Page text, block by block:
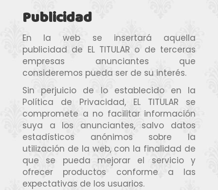
Publicidad
En la web se insertará aquella
publicidad de EL TITULAR o de terceras
empresas anunciantes que
consideremos pueda ser de su interés.
Sin perjuicio de lo establecido en la
Política de Privacidad, EL TITULAR se
compromete a no facilitar información
suya a los anunciantes, salvo datos
estadísticos anónimos sobre la
utilización de la web, con la finalidad de
que se pueda mejorar el servicio y
ofrecer productos conforme a las
expectativas de los usuarios.